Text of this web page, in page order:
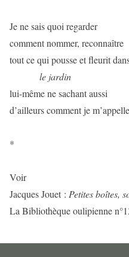
Je ne sais quoi regarder
comment nommer, reconnaître
tout ce qui pousse et fleurit
le jardin
lui-même ne sachant aussi
d’ailleurs comment je
*
Voir
Jacques Jouet : Petites boîtes,
La Bibliothèque oulipienne